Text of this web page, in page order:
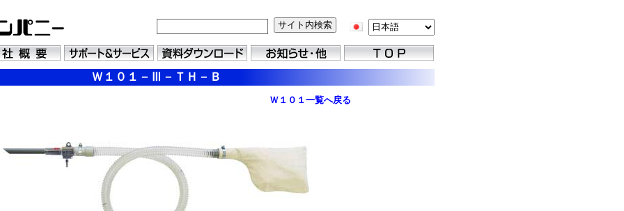
Ｗ１０１－Ⅲ－ＴＨ－Ｂ
Ｗ１０１一覧へ戻る